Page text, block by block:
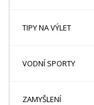
TIPY NA VÝLET
VODNÍ SPORTY
ZAMYŠLENÍ